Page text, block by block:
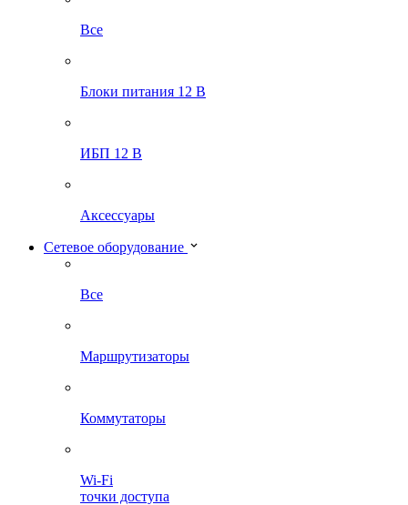
Все
Блоки питания 12 В
ИБП 12 В
Аксессуары
Сетевое оборудование
Все
Маршрутизаторы
Коммутаторы
Wi-Fi
точки доступа